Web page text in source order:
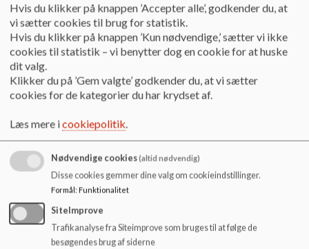
Skoleindskrivning
Informationer i forbindelse med indskrivning til 0. kl.
Læs mere
Hvis du klikker på knappen ’Accepter alle’, godkender du, at
vi sætter cookies til brug for statistik.
Hvis du klikker på knappen ’Kun nødvendige,’ sætter vi ikke
cookies til statistik – vi benytter dog en cookie for at huske
dit valg.
Klikker du på ’Gem valgte’ godkender du, at vi sætter
cookies for de kategorier du har krydset af.
Læs mere icookiepolitik.
Nødvendige cookies(altid nødvendig)
Disse cookies gemmer dine valg om cookieindstillinger.
Formål: Funktionalitet
SiteImprove
Trafikanalyse fra Siteimprove som bruges til at følge de
besøgendes brug af siderne